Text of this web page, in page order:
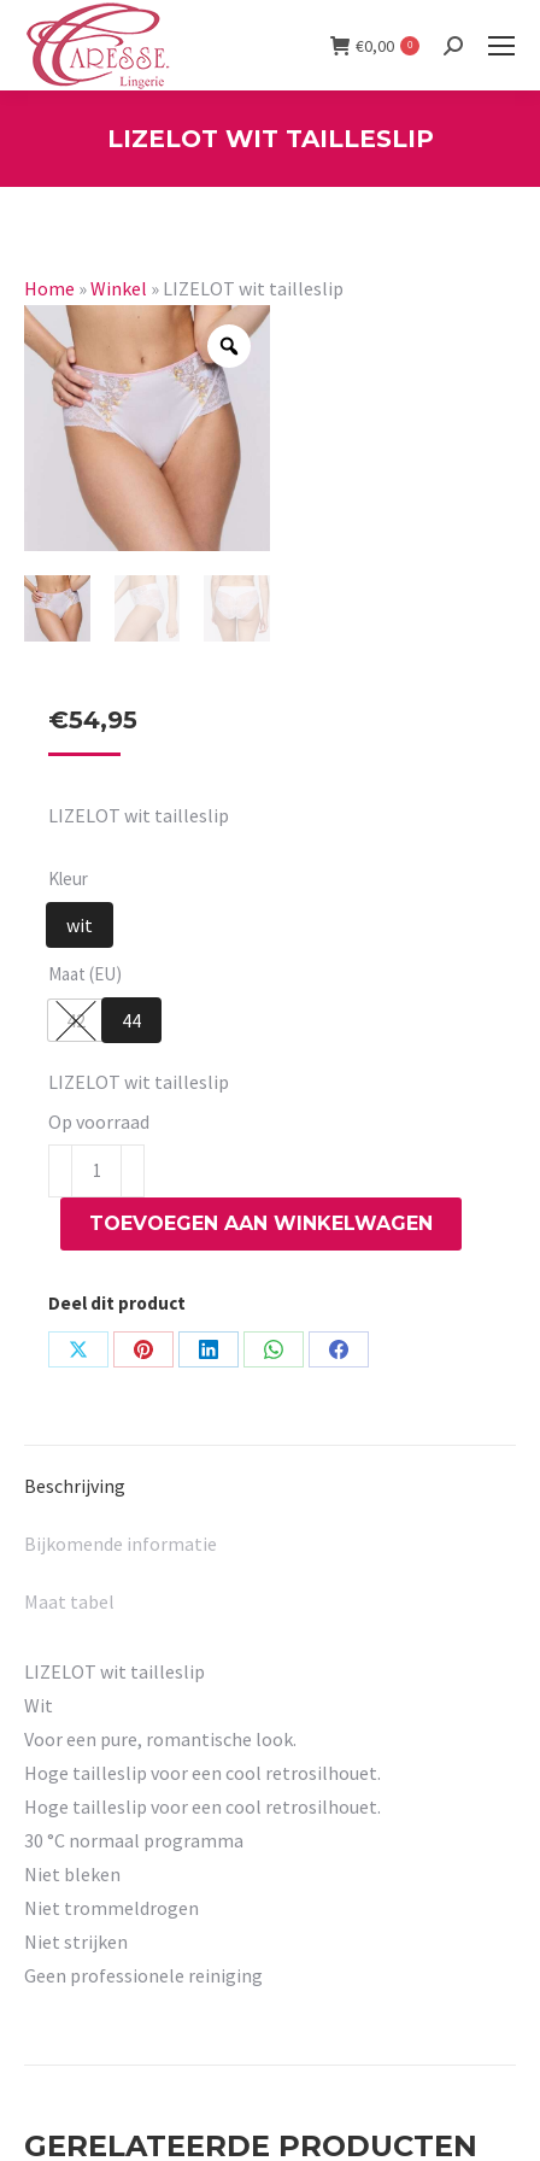
€0,00 0 Search:
LIZELOT WIT TAILLESLIP
Home »Winkel » LIZELOT wit tailleslip
€54,95
LIZELOT wit tailleslip
Kleur
wit
Maat (EU)
42 44
LIZELOT wit tailleslip
Op voorraad
LIZELOT
wit
tailleslipTOEVOEGEN AAN WINKELWAGEN
Deel dit product
Share
Share
Share
Share
Share
Beschrijving
Bijkomende informatie
Maat tabel
LIZELOT wit tailleslip
Wit
Voor een pure, romantische look.
Hoge tailleslip voor een cool retrosilhouet.
Hoge tailleslip voor een cool retrosilhouet.
30 °C normaal programma
Niet bleken
Niet trommeldrogen
Niet strijken
Geen professionele reiniging
GERELATEERDE PRODUCTEN